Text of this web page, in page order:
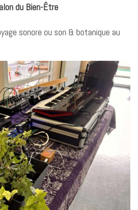
du Bien-Être
sonore ou son & botanique au